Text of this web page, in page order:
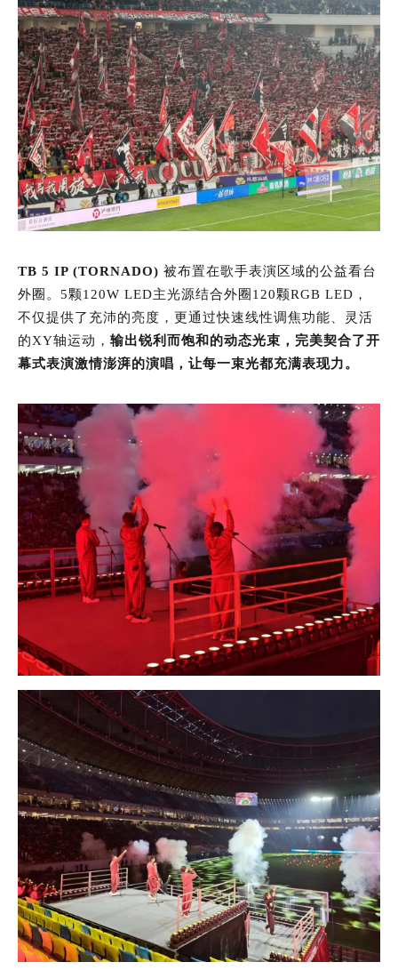
TB 5 IP (TORNADO) 被布置在歌手表演区域的公益看台
外圈。5颗120W LED主光源结合外圈120颗RGB LED，
不仅提供了充沛的亮度，更通过快速线性调焦功能、灵活
的XY轴运动， 输出锐利而饱和的动态光束，完美契合了开
幕式表演激情澎湃的演唱，让每一束光都充满表现力。